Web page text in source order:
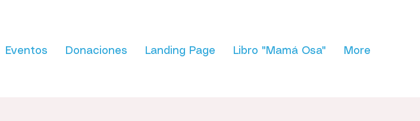
Eventos Donaciones Landing Page Libro "Mamá Osa" More